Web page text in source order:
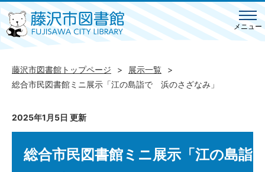
メニュー
藤沢市図書館トップページ
展示一覧
総合市民図書館ミニ展示「江の島詣で 浜のさざなみ」
2025年1月5日 更新
総合市民図書館ミニ展示「江の島詣